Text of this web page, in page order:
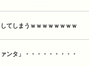
てしまうｗｗｗｗｗｗｗｗ
ンタ」・・・・・・・・・